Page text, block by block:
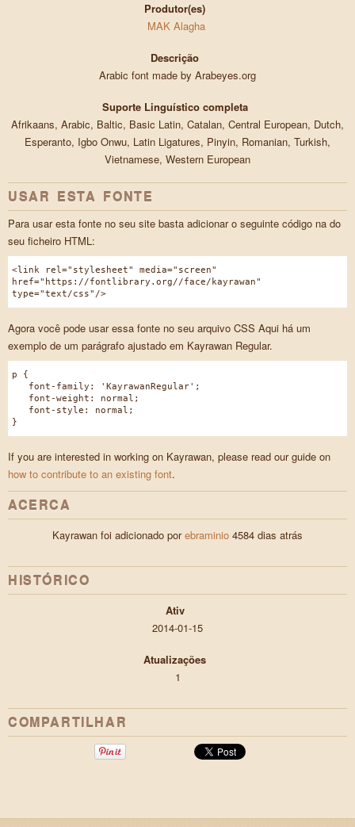
Produtor(es)
MAK Alagha
Descrição
Arabic font made by Arabeyes.org
Suporte Linguístico completa
Afrikaans, Arabic, Baltic, Basic Latin, Catalan, Central European, Dutch,
Esperanto, Igbo Onwu, Latin Ligatures, Pinyin, Romanian, Turkish,
Vietnamese, Western European
USAR ESTA FONTE
Para usar esta fonte no seu site basta adicionar o seguinte código na do
seu ficheiro HTML:
<link rel="stylesheet" media="screen"
href="https://fontlibrary.org//face/kayrawan"
type="text/css"/>
Agora você pode usar essa fonte no seu arquivo CSS Aqui há um
exemplo de um parágrafo ajustado em Kayrawan Regular.
p {
font-family: 'KayrawanRegular';
font-weight: normal;
font-style: normal;
}
If you are interested in working on Kayrawan, please read our guide on
how to contribute to an existing font.
ACERCA
Kayrawan foi adicionado porebraminio 4584 dias atrás
HISTÓRICO
Ativ
2014-01-15
Atualizações
1
COMPARTILHAR